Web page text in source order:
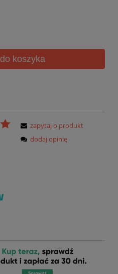
do koszyka
zapytaj o produkt
dodaj opinię